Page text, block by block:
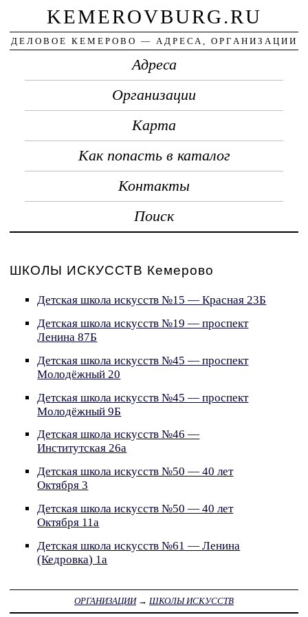
KEMEROVBURG.RU
ДЕЛОВОЕ КЕМЕРОВО — АДРЕСА, ОРГАНИЗАЦИИ
Адреса
Организации
Карта
Как попасть в каталог
Контакты
Поиск
ШКОЛЫ ИСКУССТВ Кемерово
Детская школа искусств №15 — Красная 23Б
Детская школа искусств №19 — проспект
Ленина 87Б
Детская школа искусств №45 — проспект
Молодёжный 20
Детская школа искусств №45 — проспект
Молодёжный 9Б
Детская школа искусств №46 —
Институтская 26а
Детская школа искусств №50 — 40 лет
Октября 3
Детская школа искусств №50 — 40 лет
Октября 11а
Детская школа искусств №61 — Ленина
(Кедровка) 1а
ОРГАНИЗАЦИИ→ ШКОЛЫ ИСКУССТВ